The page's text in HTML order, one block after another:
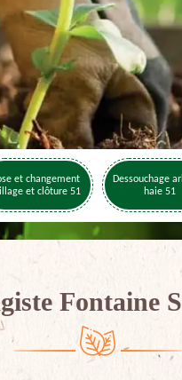
et changement
et clôture 51
Dessouchage
haie 51
Fontaine